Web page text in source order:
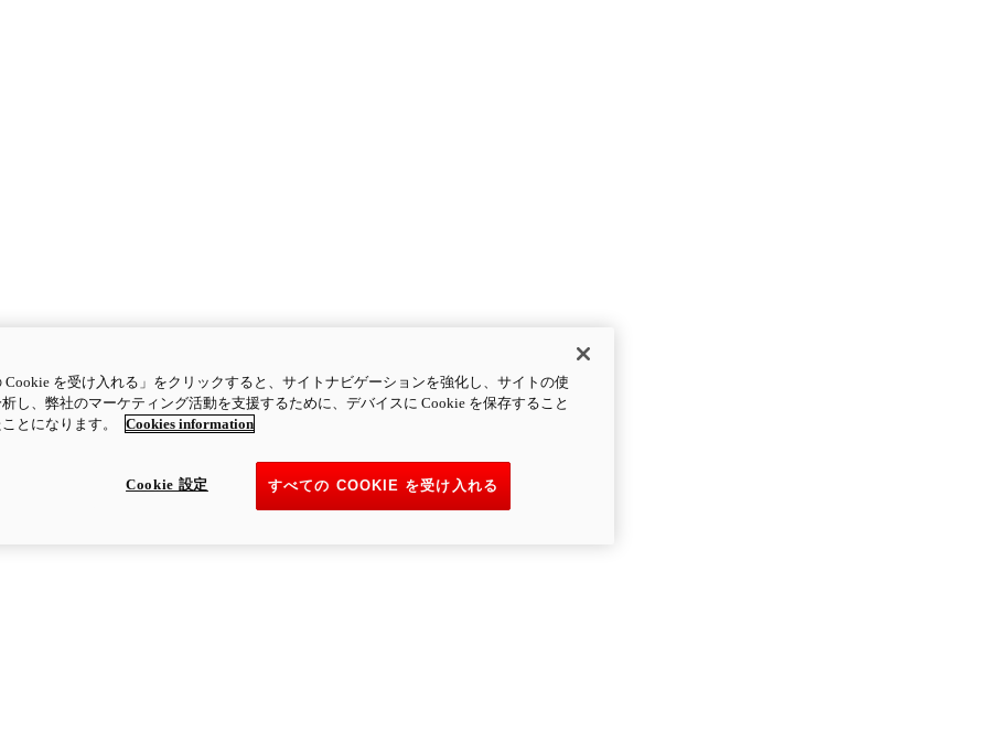
Cookie を受け入れる」をクリックすると、サイトナビゲーションを強化し、サイトの使
し、弊社のマーケティング活動を支援するために、デバイスに Cookie を保存すること
とになります。
Cookies information
すべての COOKIE を受け入れる
Cookie 設定